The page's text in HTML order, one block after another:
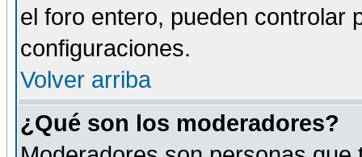
el foro entero, pueden controlar
configuraciones.
Volver arriba
¿Qué son los moderadores?